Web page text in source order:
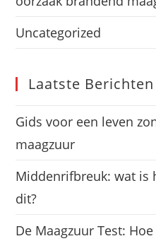
Uncategorized
Laatste Berichten
Gids voor een leven
maagzuur
Middenrifbreuk: wat is
dit?
De Maagzuur Test: